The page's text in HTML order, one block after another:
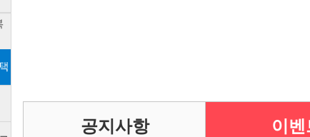
공지사항 이